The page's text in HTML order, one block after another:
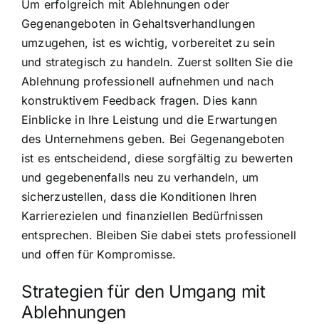
Um erfolgreich mit Ablehnungen oder
Gegenangeboten in Gehaltsverhandlungen
umzugehen, ist es wichtig, vorbereitet zu sein
und strategisch zu handeln. Zuerst sollten Sie die
Ablehnung professionell aufnehmen und nach
konstruktivem Feedback fragen. Dies kann
Einblicke in Ihre Leistung und die Erwartungen
des Unternehmens geben. Bei Gegenangeboten
ist es entscheidend, diese sorgfältig zu bewerten
und gegebenenfalls neu zu verhandeln, um
sicherzustellen, dass die Konditionen Ihren
Karrierezielen und finanziellen Bedürfnissen
entsprechen. Bleiben Sie dabei stets professionell
und offen für Kompromisse.
Strategien für den Umgang mit
Ablehnungen